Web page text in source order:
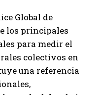
Global de
los principales
para medir el
colectivos en
una referencia